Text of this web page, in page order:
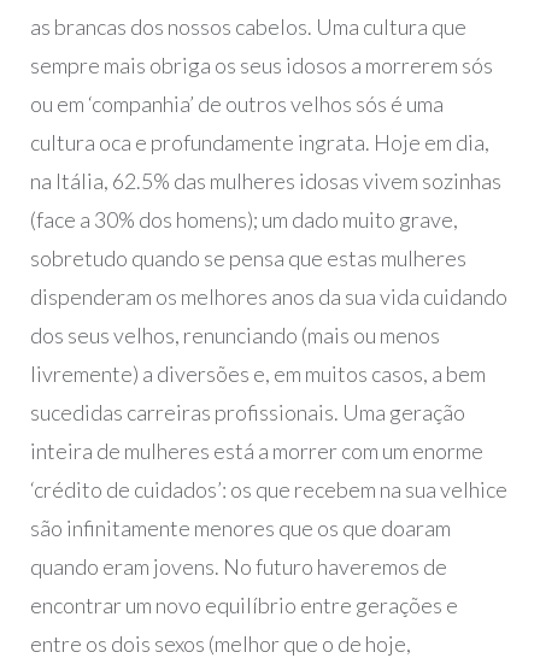
as brancas dos nossos cabelos. Uma cultura que
sempre mais obriga os seus idosos a morrerem sós
ou em ‘companhia’ de outros velhos sós é uma
cultura oca e profundamente ingrata. Hoje em dia,
na Itália, 62.5% das mulheres idosas vivem sozinhas
(face a 30% dos homens); um dado muito grave,
sobretudo quando se pensa que estas mulheres
dispenderam os melhores anos da sua vida cuidando
dos seus velhos, renunciando (mais ou menos
livremente) a diversões e, em muitos casos, a bem
sucedidas carreiras profissionais. Uma geração
inteira de mulheres está a morrer com um enorme
‘crédito de cuidados’: os que recebem na sua velhice
são infinitamente menores que os que doaram
quando eram jovens. No futuro haveremos de
encontrar um novo equilíbrio entre gerações e
entre os dois sexos (melhor que o de hoje,